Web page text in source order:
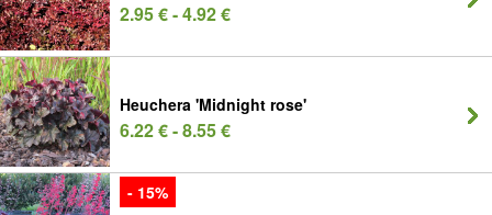
2.95 € - 4.92 €
Heuchera 'Midnight rose'
6.22 € - 8.55 €
- 15%